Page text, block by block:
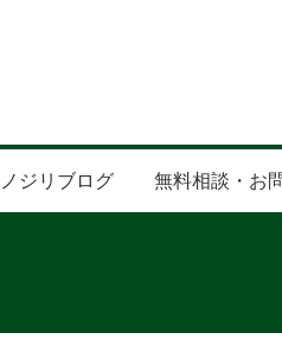
ノジリブログ 無料相談・お